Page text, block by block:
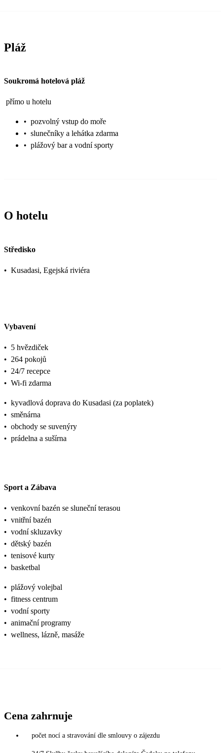
Pláž
Soukromá hotelová pláž
přímo u hotelu
• pozvolný vstup do moře
• slunečníky a lehátka zdarma
• plážový bar a vodní sporty
O hotelu
Středisko
• Kusadasi, Egejská riviéra
Vybavení
• 5 hvězdiček
• 264 pokojů
• 24/7 recepce
• Wi-fi zdarma
• kyvadlová doprava do Kusadasi (za poplatek)
• směnárna
• obchody se suvenýry
• prádelna a sušírna
Sport a Zábava
• venkovní bazén se sluneční terasou
• vnitřní bazén
• vodní skluzavky
• dětský bazén
• tenisové kurty
• basketbal
• plážový volejbal
• fitness centrum
• vodní sporty
• animační programy
• wellness, lázně, masáže
Cena zahrnuje
počet nocí a stravování dle smlouvy o zájezdu